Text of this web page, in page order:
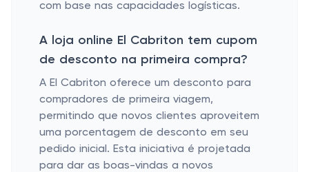
com base nas capacidades logísticas.
A loja online El Cabriton tem cupom
de desconto na primeira compra?
A El Cabriton oferece um desconto para
compradores de primeira viagem,
permitindo que novos clientes aproveitem
uma porcentagem de desconto em seu
pedido inicial. Esta iniciativa é projetada
para dar as boas-vindas a novos